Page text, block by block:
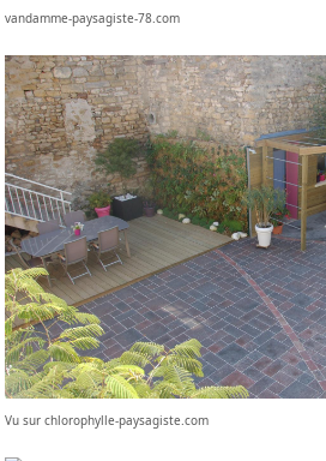
vandamme-paysagiste-78.com
Vu sur chlorophylle-paysagiste.com